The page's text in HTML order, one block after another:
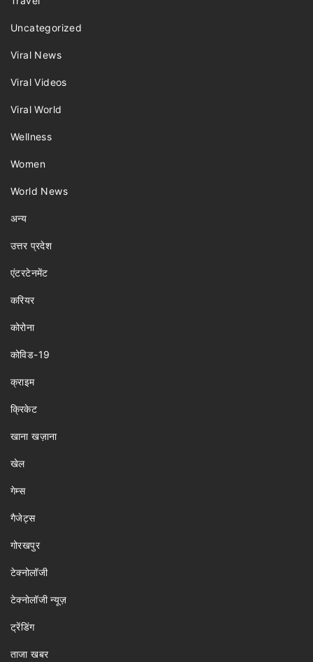
Uncategorized
Viral News
Viral Videos
Viral World
Wellness
Women
World News
अन्य
उत्तर प्रदेश
एंटरटेनमेंट
करियर
कोरोना
कोविड-19
क्राइम
क्रिकेट
खाना खज़ाना
खेल
गेम्स
गैजेट्स
गोरखपुर
टेक्नोलॉजी
टेक्नोलॉजी न्यूज़
ट्रेंडिंग
ताजा खबर